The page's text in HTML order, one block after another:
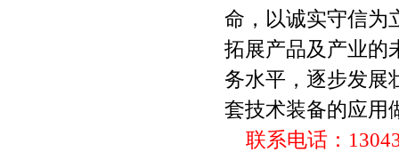
命，以诚实守信为
拓展产品及产业的
务水平，逐步发展
套技术装备的应用
联系电话：